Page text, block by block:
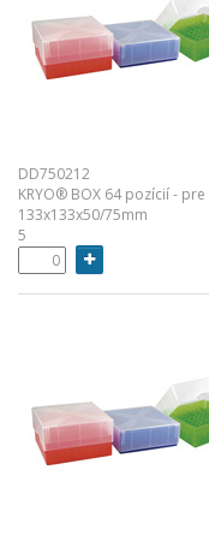
DD750212
KRYO® BOX 64 pozícií -
133x133x50/75mm
5